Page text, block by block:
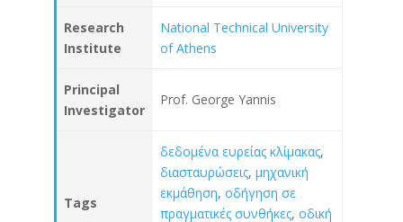
Research
Institute
National Technical University
of Athens
Principal
Investigator
Prof. George Yannis
Tags
δεδομένα ευρείας κλίμακας,
διασταυρώσεις, μηχανική
εκμάθηση, οδήγηση σε
πραγματικές συνθήκες, οδική